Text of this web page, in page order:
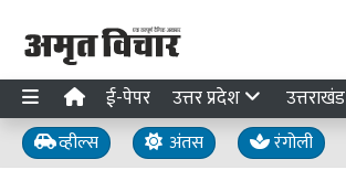
ई-पेपर उत्तर प्रदेश उत्तराखंड
व्हील्स अंतस रंगोली